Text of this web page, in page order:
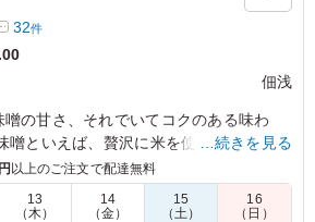
32件
佃浅
の甘さ、それでいてコクのある味わ
噌といえば、贅沢に米を使った江戸甘味
しくこの江戸甘味噌で鶏肉を漬け込み
と共にお召し上がりください。
…続きを見る
以上のご注文で配達無料
13
（木）
14
（金）
15
（土）
16
（日）